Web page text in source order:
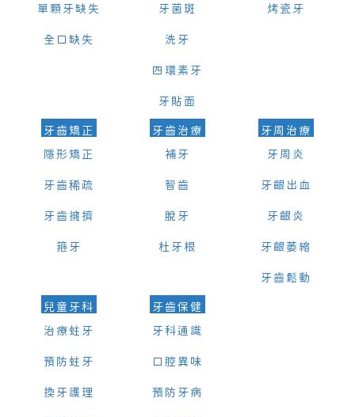
單顆牙缺失
全口缺失
牙菌斑
洗牙
四環素牙
牙貼面
烤瓷牙
牙齒矯正
隱形矯正
牙齒稀疏
牙齒擁擠
箍牙
牙齒治療
補牙
智齒
脫牙
杜牙根
牙周治療
牙周炎
牙齦出血
牙齦炎
牙齦萎縮
牙齒鬆動
兒童牙科
治療蛀牙
預防蛀牙
換牙護理
牙齒保健
牙科通識
口腔異味
預防牙病